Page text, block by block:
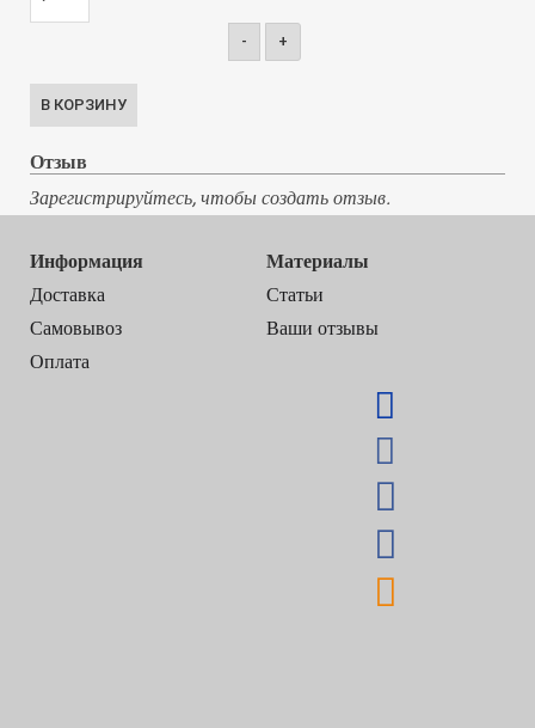
- +
Отзыв
Зарегистрируйтесь, чтобы создать отзыв.
Информация
Доставка
Самовывоз
Оплата
Материалы
Статьи
Ваши отзывы